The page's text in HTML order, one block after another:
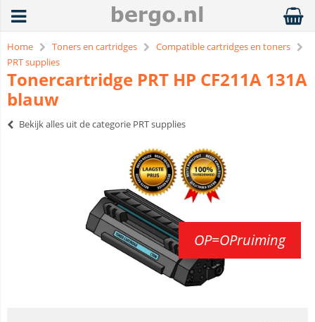
Home Toners en cartridges
Compatible cartridges en toners
PRT supplies
Tonercartridge PRT HP CF211A 131A
blauw
Bekijk alles uit de categorie PRT supplies
OP=OPruiming